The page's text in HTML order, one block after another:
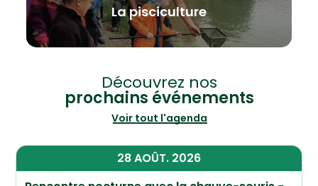
La pisciculture
Découvrez nos
prochains événements
Voir tout l'agenda
28AOÛT. 2026